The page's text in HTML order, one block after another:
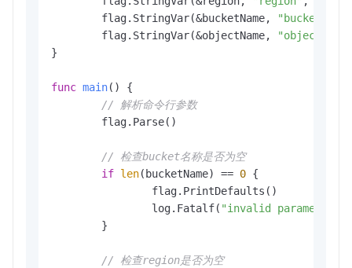
	flag.StringVar(&bucketName,
"bucket"
	flag.StringVar(&objectName,
"object"
}
func main()
{
// 解析命令行参数
// 检查bucket名称是否为空
if len(bucketName) == 0 {
		log.Fatalf(
"invalid parameters,
// 检查region是否为空